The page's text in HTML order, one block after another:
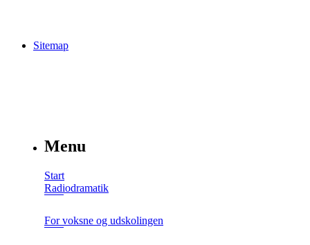
Sitemap
Menu
Start
Radiodramatik
For voksne og udskolingen